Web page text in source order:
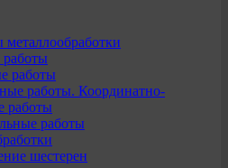
работы
работы. Координатно-
работы
работы
шестерен